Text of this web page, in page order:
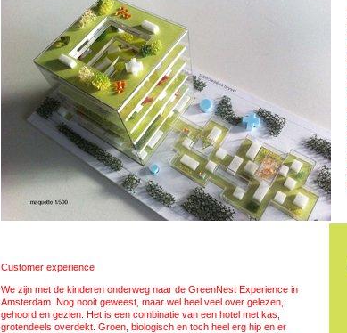
Customer experience
We zijn met de kinderen onderweg naar de GreenNest Experience in
Amsterdam. Nog nooit geweest, maar wel heel veel over gelezen,
gehoord en gezien. Het is een combinatie van een hotel met kas,
grotendeels overdekt. Groen, biologisch en toch heel erg hip en er